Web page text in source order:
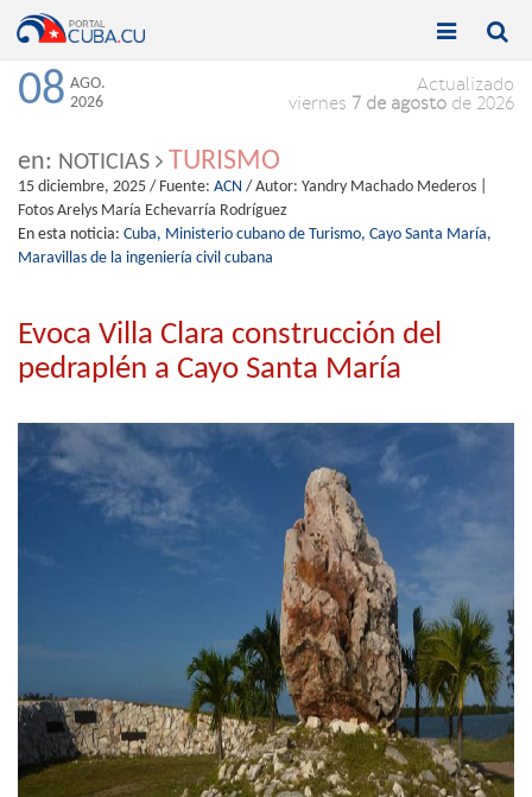
Toggle

Toggle

08 AGO.
2026
Actualizado
viernes 7 de agosto de 2026
en: NOTICIAS TURISMO
15 diciembre, 2025 / Fuente: ACN / Autor: Yandry Machado Mederos |
Fotos Arelys María Echevarría Rodríguez
En esta noticia: Cuba, Ministerio cubano de Turismo, Cayo Santa María,
Maravillas de la ingeniería civil cubana
Evoca Villa Clara construcción del
pedraplén a Cayo Santa María